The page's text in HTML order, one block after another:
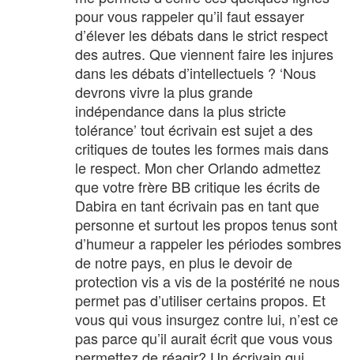
pour vous rappeler qu’il faut essayer
d’élever les débats dans le strict respect
des autres. Que viennent faire les injures
dans les débats d’intellectuels ? ‘Nous
devrons vivre la plus grande
indépendance dans la plus stricte
tolérance’ tout écrivain est sujet a des
critiques de toutes les formes mais dans
le respect. Mon cher Orlando admettez
que votre frère BB critique les écrits de
Dabira en tant écrivain pas en tant que
personne et surtout les propos tenus sont
d’humeur a rappeler les périodes sombres
de notre pays, en plus le devoir de
protection vis a vis de la postérité ne nous
permet pas d’utiliser certains propos. Et
vous qui vous insurgez contre lui, n’est ce
pas parce qu’il aurait écrit que vous vous